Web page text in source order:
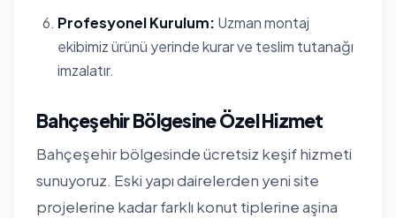
Profesyonel Kurulum: Uzman montaj
ekibimiz ürünü yerinde kurar ve teslim tutanağı
imzalatır.
Bahçeşehir Bölgesine Özel Hizmet
Bahçeşehir bölgesinde ücretsiz keşif hizmeti
sunuyoruz. Eski yapı dairelerden yeni site
projelerine kadar farklı konut tiplerine aşina